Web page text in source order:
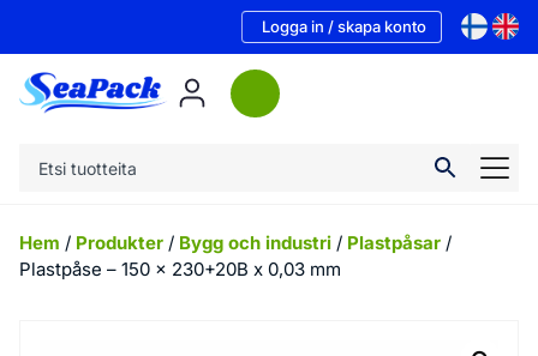
Logga in / skapa konto
Hem / Produkter / Bygg och industri / Plastpåsar /
Plastpåse – 150 x 230+20B x 0,03 mm